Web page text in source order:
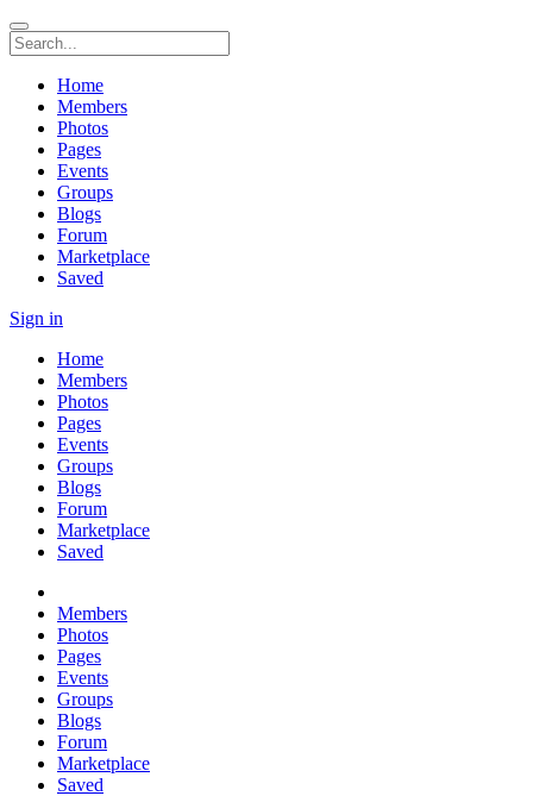
Home
Members
Photos
Pages
Events
Groups
Blogs
Forum
Marketplace
Saved
Sign in
Home
Members
Photos
Pages
Events
Groups
Blogs
Forum
Marketplace
Saved
Members
Photos
Pages
Events
Groups
Blogs
Forum
Marketplace
Saved